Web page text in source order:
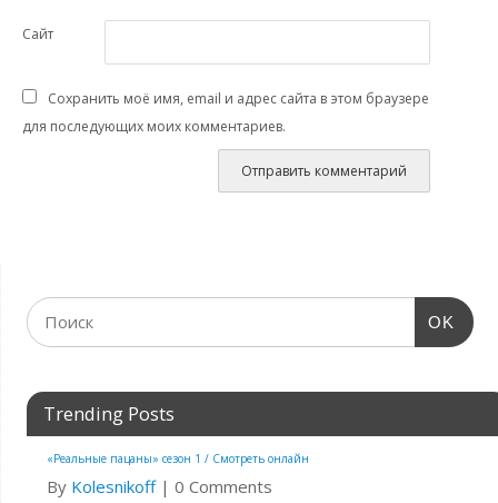
Сайт
Сохранить моё имя, email и адрес сайта в этом браузере
для последующих моих комментариев.
OK
Trending Posts
«Реальные пацаны» сезон 1 / Смотреть онлайн
By Kolesnikoff| 0 Comments